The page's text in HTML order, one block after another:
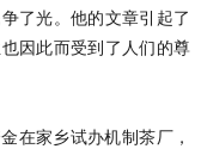
了光。他的文章引起了
因此而受到了人们的尊
家乡试办机制茶厂，